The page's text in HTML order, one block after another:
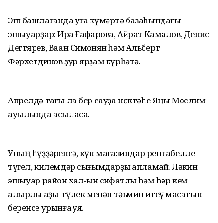
Эш башлағанда уға күмәртә базаһындағы
эшҡыуарҙар: Ира Ғафарова, Айрат Камалов, Денис
Дегтярев, Ваан Симонян һәм Альберт
Фәрхетдинов ҙур ярҙам күрһәтә.
Апрелдә тағы ла бер сауҙа нөктәһе Яңы Мөслим
ауылында асыласаҡ.
Уның һүҙҙәренсә, күп магазиндар рентабелле
түгел, килемдәр сығымдарҙы ҡапламай. Ләкин
эшҡыуар район хал-ҡын сифатлы һәм һәр кем
алырлыҡ аҙыҡ-түлек менән тәьмин итеү маҡсатын
беренсе урынға ҡуя.